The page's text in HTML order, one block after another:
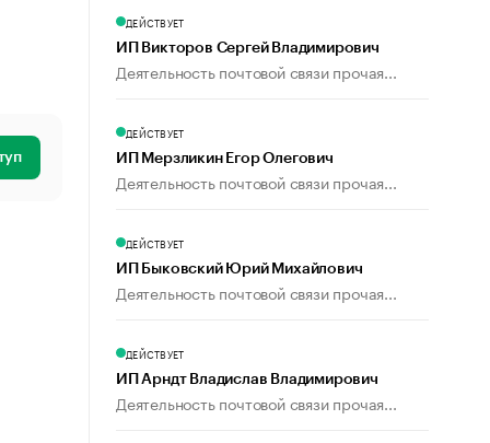
ДЕЙСТВУЕТ
ИП Викторов Сергей Владимирович
Деятельность почтовой связи прочая...
ДЕЙСТВУЕТ
ИП Мерзликин Егор Олегович
Деятельность почтовой связи прочая...
ДЕЙСТВУЕТ
ИП Быковский Юрий Михайлович
Деятельность почтовой связи прочая...
ДЕЙСТВУЕТ
ИП Арндт Владислав Владимирович
Деятельность почтовой связи прочая...